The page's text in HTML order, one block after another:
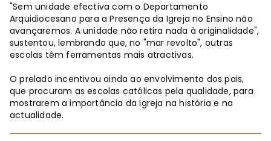
"Sem unidade efectiva com o Departamento
Arquidiocesano para a Presença da Igreja no Ensino não
avançaremos. A unidade não retira nada à originalidade",
sustentou, lembrando que, no "mar revolto", outras
escolas têm ferramentas mais atractivas.
O prelado incentivou ainda ao envolvimento dos pais,
que procuram as escolas católicas pela qualidade, para
mostrarem a importância da Igreja na história e na
actualidade.